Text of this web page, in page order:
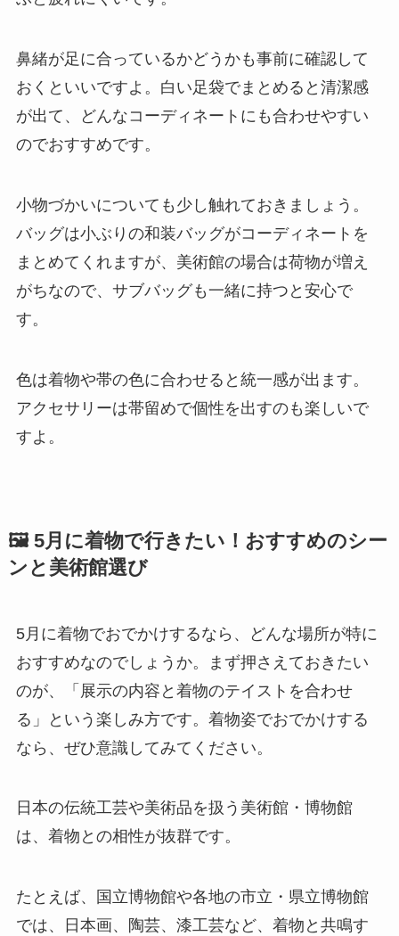
鼻緒が足に合っているかどうかも事前に確認して
おくといいですよ。白い足袋でまとめると清潔感
が出て、どんなコーディネートにも合わせやすい
のでおすすめです。
小物づかいについても少し触れておきましょう。
バッグは小ぶりの和装バッグがコーディネートを
まとめてくれますが、美術館の場合は荷物が増え
がちなので、サブバッグも一緒に持つと安心で
す。
色は着物や帯の色に合わせると統一感が出ます。
アクセサリーは帯留めで個性を出すのも楽しいで
すよ。
🖼️ 5月に着物で行きたい！おすすめのシー
ンと美術館選び
5月に着物でおでかけするなら、どんな場所が特に
おすすめなのでしょうか。まず押さえておきたい
のが、「展示の内容と着物のテイストを合わせ
る」という楽しみ方です。着物姿でおでかけする
なら、ぜひ意識してみてください。
日本の伝統工芸や美術品を扱う美術館・博物館
は、着物との相性が抜群です。
たとえば、国立博物館や各地の市立・県立博物館
では、日本画、陶芸、漆工芸など、着物と共鳴す